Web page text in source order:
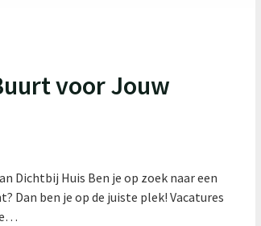
voor Jouw
Dichtbij Huis Ben je op zoek naar een
Dan ben je op de juiste plek! Vacatures